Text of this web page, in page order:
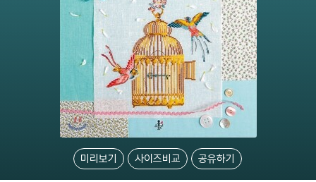
미리보기 사이즈비교 공유하기